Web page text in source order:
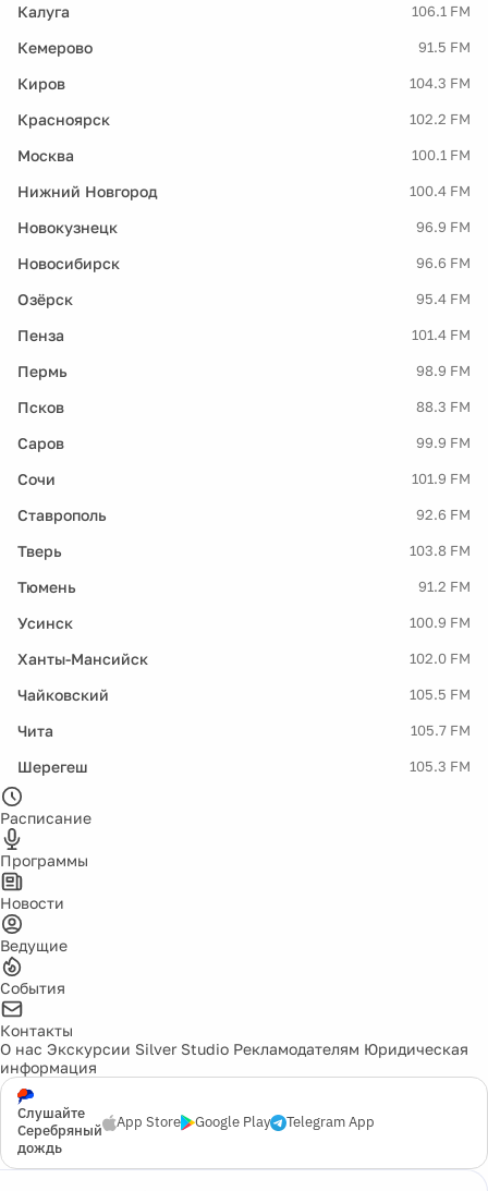
Калуга 106.1 FM
Кемерово 91.5 FM
Киров 104.3 FM
Красноярск 102.2 FM
Москва 100.1 FM
Нижний Новгород 100.4 FM
Новокузнецк 96.9 FM
Новосибирск 96.6 FM
Озёрск 95.4 FM
Пенза 101.4 FM
Пермь 98.9 FM
Псков 88.3 FM
Саров 99.9 FM
Сочи 101.9 FM
Ставрополь 92.6 FM
Тверь 103.8 FM
Тюмень 91.2 FM
Усинск 100.9 FM
Ханты-Мансийск 102.0 FM
Чайковский 105.5 FM
Чита 105.7 FM
Шерегеш 105.3 FM
Расписание
Программы
Новости
Ведущие
События
Контакты
О нас Экскурсии Silver Studio Рекламодателям Юридическая
информация
Слушайте
Серебряный
дождь
App Store Google Play Telegram App